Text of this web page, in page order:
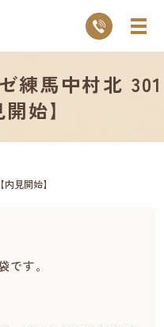
練馬中村北 301
始】
見開始】
です。